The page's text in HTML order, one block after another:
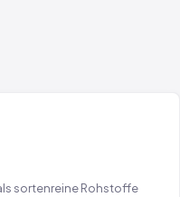
sortenreine Rohstoffe